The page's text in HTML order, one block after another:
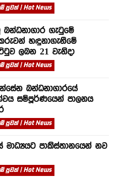
පුවත් | Hot News
ගැටුමේ
හඳුනාගැනීමේ
ලබන 21 වැනිදා
පුවත් | Hot News
බන්ධනාගාරයේ
සම්පූර්ණයෙන් පාලනය
පුවත් | Hot News
මාධ්‍යයට පාකිස්තානයෙන් නව
පුවත් | Hot News